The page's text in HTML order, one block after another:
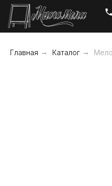
+7 812
+7 812 642-
Главная → Каталог →